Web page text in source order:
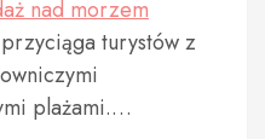
nad morzem
turystów z
plażami.…